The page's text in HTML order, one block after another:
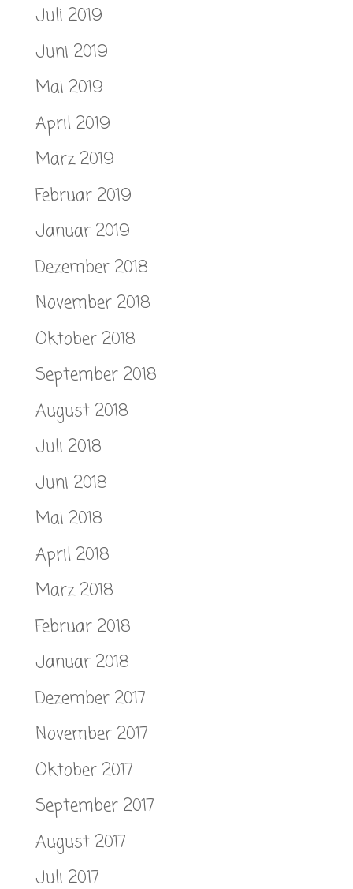
Juli 2019
Juni 2019
Mai 2019
April 2019
März 2019
Februar 2019
Januar 2019
Dezember 2018
November 2018
Oktober 2018
September 2018
August 2018
Juli 2018
Juni 2018
Mai 2018
April 2018
März 2018
Februar 2018
Januar 2018
Dezember 2017
November 2017
Oktober 2017
September 2017
August 2017
Juli 2017